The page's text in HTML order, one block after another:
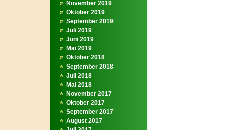
November 2019
Oktober 2019
September 2019
Juli 2019
Juni 2019
Mai 2019
Oktober 2018
September 2018
Juli 2018
Mai 2018
November 2017
Oktober 2017
September 2017
August 2017